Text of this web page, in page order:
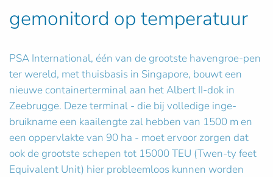
gemonitord op temperatuur
PSA International, één van de grootste havengroe-pen
ter wereld, met thuisbasis in Singapore, bouwt een
nieuwe containerterminal aan het Albert II-dok in
Zeebrugge. Deze terminal - die bij volledige inge-
bruikname een kaailengte zal hebben van 1500 m en
een oppervlakte van 90 ha - moet ervoor zorgen dat
ook de grootste schepen tot 15000 TEU (Twen-ty feet
Equivalent Unit) hier probleemloos kunnen worden